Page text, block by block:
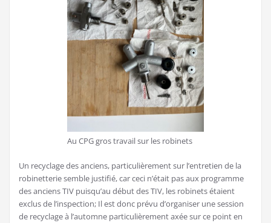
Au CPG gros travail sur les robinets
Un recyclage des anciens, particulièrement sur l’entretien de la
robinetterie semble justifié, car ceci n’était pas aux programme
des anciens TIV puisqu’au début des TIV, les robinets étaient
exclus de l’inspection; Il est donc prévu d’organiser une session
de recyclage à l’automne particulièrement axée sur ce point en